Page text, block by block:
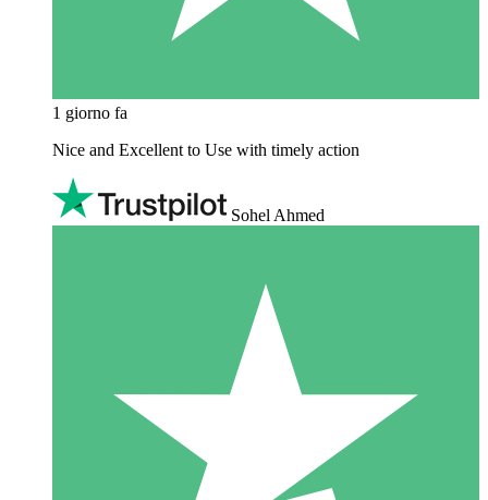
1 giorno fa
Nice and Excellent to Use with timely action
Sohel Ahmed